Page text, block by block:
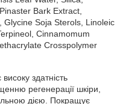
Bark Extract,
Glycine Soja Sterols, Linoleic
Cinnamomum
Crosspolymer
здатність
регенерації шкіри,
дією. Покращує